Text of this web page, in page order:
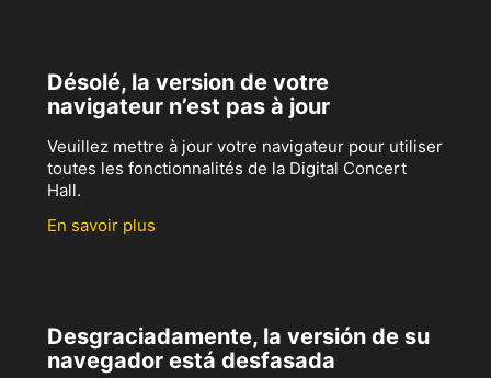
Désolé, la version de votre
navigateur n’est pas à jour
Veuillez mettre à jour votre navigateur pour utiliser
toutes les fonctionnalités de la Digital Concert
Hall.
En savoir plus
Desgraciadamente, la versión de su
navegador está desfasada